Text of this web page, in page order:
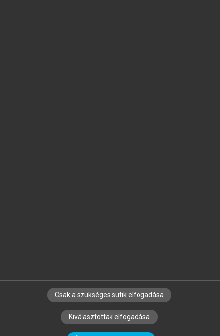
SZERZŐKNEK CÉGEKNEK KÖNYVTÁROSOKNAK
SZERKESZTÉSI ÉS LEKTORÁLÁSI ALAPELVEK
Csak a szükséges sütik elfogadása
Kiválasztottak elfogadása